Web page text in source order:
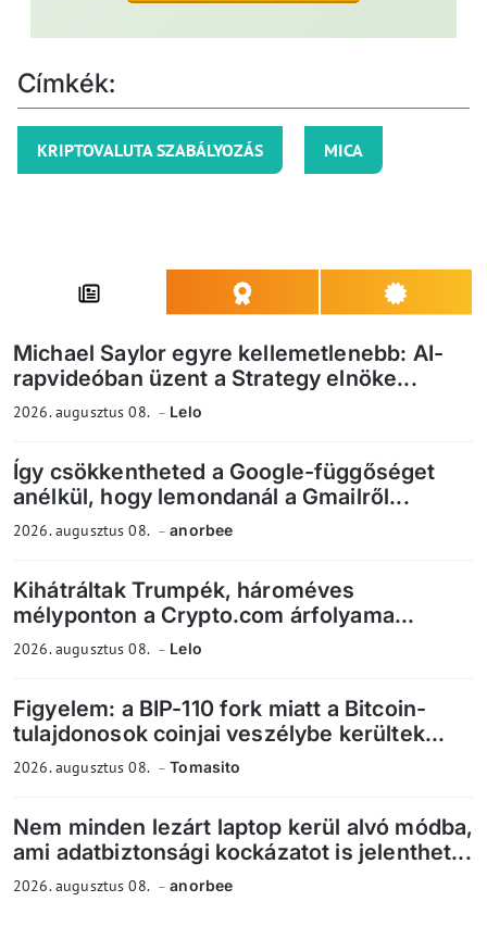
Címkék:
KRIPTOVALUTA SZABÁLYOZÁS MICA
Michael Saylor egyre kellemetlenebb: AI-
rapvideóban üzent a Strategy elnöke...
2026. augusztus 08. Lelo
Így csökkentheted a Google-függőséget
anélkül, hogy lemondanál a Gmailről...
2026. augusztus 08. anorbee
Kihátráltak Trumpék, hároméves
mélyponton a Crypto.com árfolyama...
2026. augusztus 08. Lelo
Figyelem: a BIP-110 fork miatt a Bitcoin-
tulajdonosok coinjai veszélybe kerültek...
2026. augusztus 08. Tomasito
Nem minden lezárt laptop kerül alvó módba,
ami adatbiztonsági kockázatot is jelenthet...
2026. augusztus 08. anorbee